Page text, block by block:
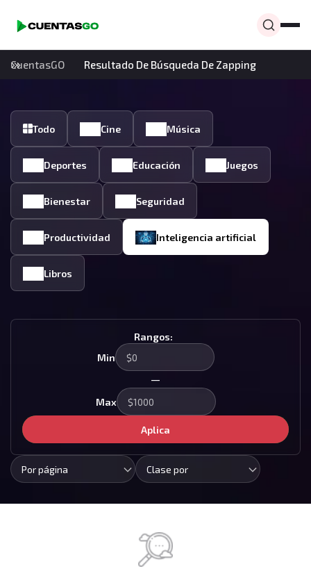
CuentasGO Resultado De Búsqueda De Zapping
Todo Cine Música
Deportes Educación Juegos
Bienestar Seguridad
Productividad Inteligencia artificial
Libros
Rangos:
Min
—
Max
Aplica
Por página Clase por